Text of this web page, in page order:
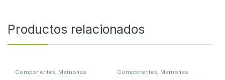
Productos relacionados
Componentes Memorias Componentes Memorias